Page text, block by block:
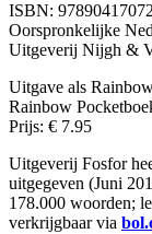
ISBN:
Oorspronkelijke
Uitgeverij Nijgh &
Uitgave als
Rainbow
Prijs: € 7.95
Uitgeverij Fosfor
uitgegeven (Juni
178.000 woorden;
verkrijgbaar via